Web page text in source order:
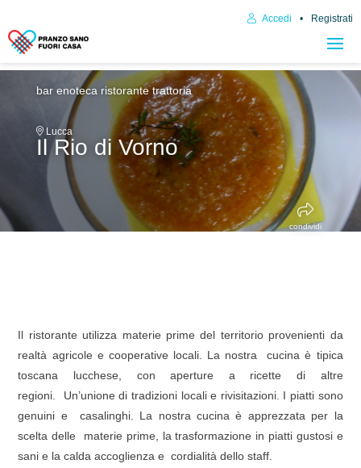
Accedi Registrati
bar enoteca ristorante trattoria
Lucca
Il Rio di Vorno
condividi
Il ristorante utilizza materie prime del territorio provenienti da
realtà agricole e cooperative locali. La nostra cucina è tipica
toscana lucchese, con aperture a ricette di altre
regioni. Un’unione di tradizioni locali e rivisitazioni. I piatti sono
genuini e casalinghi. La nostra cucina è apprezzata per la
scelta delle materie prime, la trasformazione in piatti gustosi e
sani e la calda accoglienza e cordialità dello staff.